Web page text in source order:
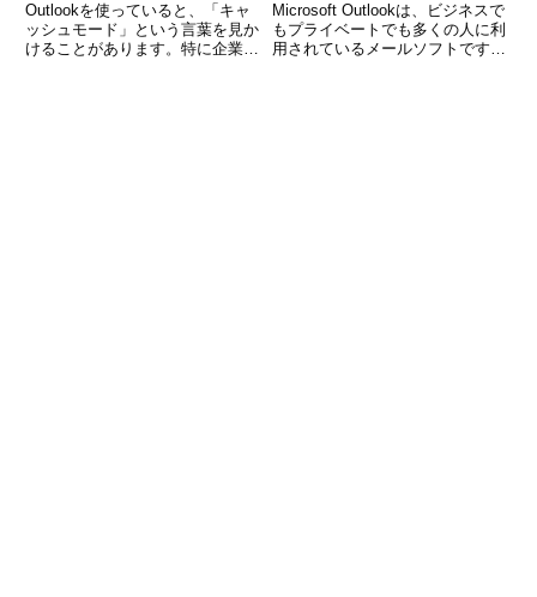
Outlookを使っていると、「キャ
ッシュモード」という言葉を見か
けることがあります。特に企業の
Microsoft Outlookは、ビジネスで
もプライベートでも多くの人に利
用されているメールソフトです。